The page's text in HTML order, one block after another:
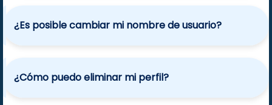
¿Es posible cambiar mi nombre de usuario?
¿Cómo puedo eliminar mi perfil?